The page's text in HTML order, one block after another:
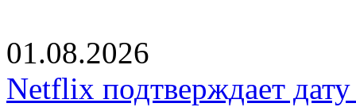
01.08.2026
Netflix подтверждает